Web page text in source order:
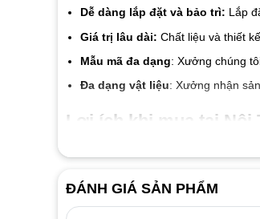
Dễ dàng lắp đặt và bảo trì: Lắp
Giá trị lâu dài: Chất liệu và thiết
Mẫu mã đa dạng: Xưởng chúng
Đa dạng vật liệu: Xưởng nhận
Lợi ích khi mua tại Nội
ĐÁNH GIÁ SẢN PHẨM